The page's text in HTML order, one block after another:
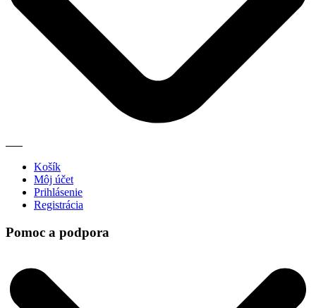
Košík
Môj účet
Prihlásenie
Registrácia
Pomoc a podpora